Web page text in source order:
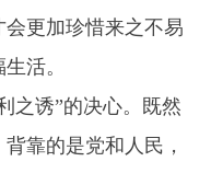
更加珍惜来之不易
活。
之诱”的决心。既然
靠的是党和人民，